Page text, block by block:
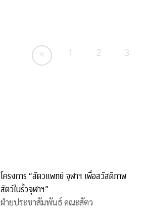
« 1 2 3
โครงการ “สัตวแพทย์ จุฬาฯ เพื่อสวัสดิภาพ
สัตว์ในรั้วจุฬาฯ”
ฝ่ายประชาสัมพันธ์ คณะสัตว